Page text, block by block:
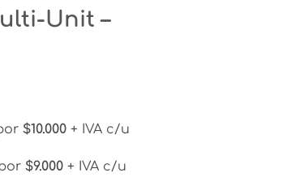
Unit –
$10.000 + IVA c/u
$9.000 + IVA c/u